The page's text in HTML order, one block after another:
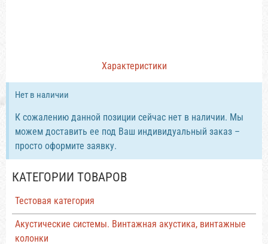
КАТЕГОРИИ ТОВАРОВ
Тестовая категория
Акустические системы. Винтажная акустика, винтажные
колонки
Характеристики
Нет в наличии
К сожалению данной позиции сейчас нет в наличии. Мы
можем доставить ее под Ваш индивидуальный заказ –
просто оформите заявку.